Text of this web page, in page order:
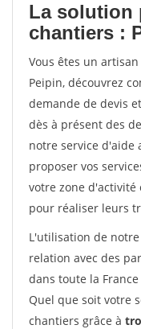
La solution
chantiers :
Vous êtes un
Peipin, découvrez
demande de devis
dès à présent des
notre service d'aide
proposer vos
votre zone
pour réaliser leurs
L'utilisation de
relation avec des
dans toute la
Quel que soit votre
chantiers grâce à